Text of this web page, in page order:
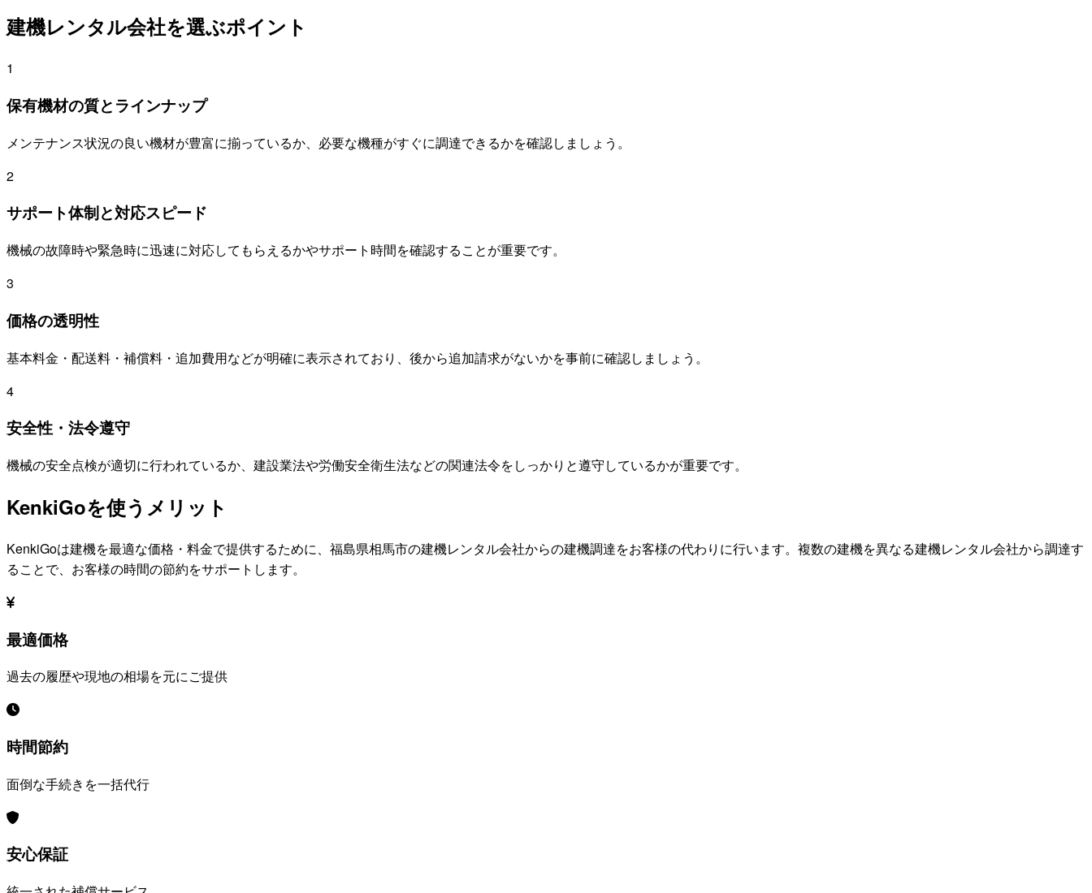
建機レンタル会社を選ぶポイント
1
保有機材の質とラインナップ
メンテナンス状況の良い機材が豊富に揃っているか、必要な機種がすぐに調達できるかを確認しましょう。
2
サポート体制と対応スピード
機械の故障時や緊急時に迅速に対応してもらえるかやサポート時間を確認することが重要です。
3
価格の透明性
基本料金・配送料・補償料・追加費用などが明確に表示されており、後から追加請求がないかを事前に確認しましょう。
4
安全性・法令遵守
機械の安全点検が適切に行われているか、建設業法や労働安全衛生法などの関連法令をしっかりと遵守しているかが重要です。
KenkiGoを使うメリット
KenkiGoは建機を最適な価格・料金で提供するために、 福島県相馬市の建機レンタル会社からの建機調達をお客様の代わりに行います。複数の建機を異なる建機レンタル会社から調達す
ることで、お客様の時間の節約をサポートします。
最適価格
過去の履歴や現地の相場を元にご提供
時間節約
面倒な手続きを一括代行
安心保証